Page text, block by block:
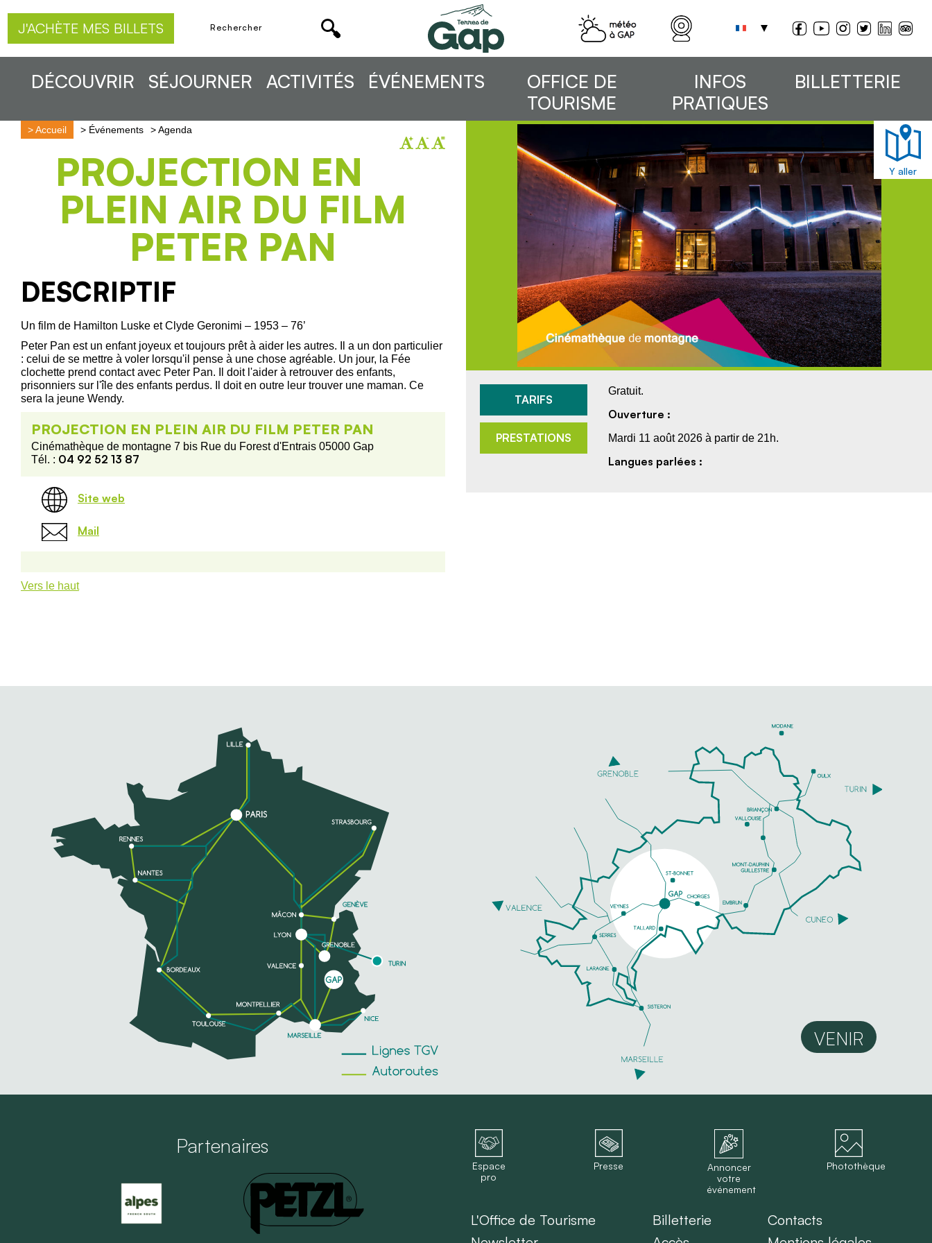
J'ACHÈTE MES BILLETS
DÉCOUVRIR SÉJOURNER ACTIVITÉS ÉVÉNEMENTS
OFFICE DE
TOURISME
INFOS
PRATIQUES
BILLETTERIE
>Accueil > Événements >Agenda
PROJECTION EN
PLEIN AIR DU FILM
PETER PAN
DESCRIPTIF
Un film de Hamilton Luske et Clyde Geronimi – 1953 – 76’
Peter Pan est un enfant joyeux et toujours prêt à aider les autres. Il a un don particulier
: celui de se mettre à voler lorsqu'il pense à une chose agréable. Un jour, la Fée
clochette prend contact avec Peter Pan. Il doit l'aider à retrouver des enfants,
prisonniers sur l'île des enfants perdus. Il doit en outre leur trouver une maman. Ce
sera la jeune Wendy.
PROJECTION EN PLEIN AIR DU FILM PETER PAN
Cinémathèque de montagne 7 bis Rue du Forest d'Entrais 05000 Gap
Tél. : 04 92 52 13 87
Site web
Mail
Vers le haut
Y aller
TARIFS
PRESTATIONS
Gratuit.
Ouverture :
Mardi 11 août 2026 à partir de 21h.
Langues parlées :
VENIR
Partenaires
Espace
pro
Presse
Annoncer
votre
événement
Photothèque
L'Office de Tourisme
Billetterie
Contacts